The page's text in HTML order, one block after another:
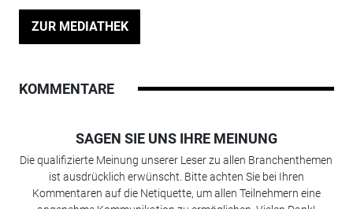
ZUR MEDIATHEK
KOMMENTARE
SAGEN SIE UNS IHRE MEINUNG
Die qualifizierte Meinung unserer Leser zu allen Branchenthemen
ist ausdrücklich erwünscht. Bitte achten Sie bei Ihren
Kommentaren auf die Netiquette, um allen Teilnehmern eine